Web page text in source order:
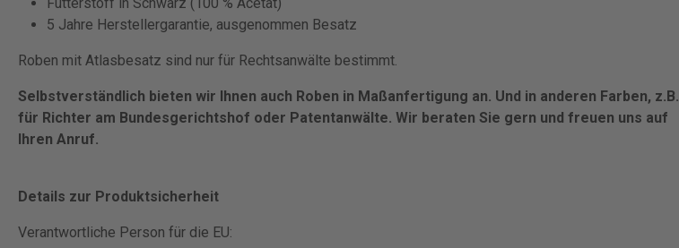
5 Jahre Herstellergarantie, ausgenommen Besatz
Roben mit Atlasbesatz sind nur für Rechtsanwälte bestimmt.
Selbstverständlich bieten wir Ihnen auch Roben in Maßanfertigung an. Und in anderen Farben, z.B.
für Richter am Bundesgerichtshof oder Patentanwälte. Wir beraten Sie gern und freuen uns auf
Ihren Anruf.
Details zur Produktsicherheit
Verantwortliche Person für die EU: